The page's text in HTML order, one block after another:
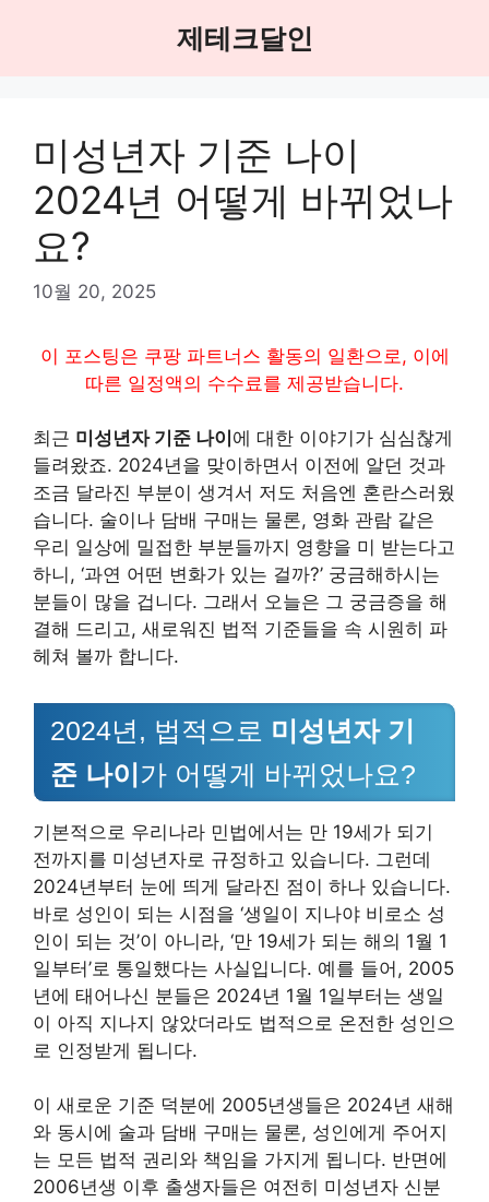
제테크달인
미성년자 기준 나이
2024년 어떻게 바뀌었나
요?
10월 20, 2025
이 포스팅은 쿠팡 파트너스 활동의 일환으로, 이에
따른 일정액의 수수료를 제공받습니다.
최근 미성년자 기준 나이 에 대한 이야기가 심심찮게
들려왔죠. 2024년을 맞이하면서 이전에 알던 것과
조금 달라진 부분이 생겨서 저도 처음엔 혼란스러웠
습니다. 술이나 담배 구매는 물론, 영화 관람 같은
우리 일상에 밀접한 부분들까지 영향을 미 받는다고
하니, ‘과연 어떤 변화가 있는 걸까?’ 궁금해하시는
분들이 많을 겁니다. 그래서 오늘은 그 궁금증을 해
결해 드리고, 새로워진 법적 기준들을 속 시원히 파
헤쳐 볼까 합니다.
2024년, 법적으로 미성년자 기
준 나이가 어떻게 바뀌었나요?
기본적으로 우리나라 민법에서는 만 19세가 되기
전까지를 미성년자로 규정하고 있습니다. 그런데
2024년부터 눈에 띄게 달라진 점이 하나 있습니다.
바로 성인이 되는 시점을 ‘생일이 지나야 비로소 성
인이 되는 것’이 아니라, ‘만 19세가 되는 해의 1월 1
일부터’로 통일했다는 사실입니다. 예를 들어, 2005
년에 태어나신 분들은 2024년 1월 1일부터는 생일
이 아직 지나지 않았더라도 법적으로 온전한 성인으
로 인정받게 됩니다.
이 새로운 기준 덕분에 2005년생들은 2024년 새해
와 동시에 술과 담배 구매는 물론, 성인에게 주어지
는 모든 법적 권리와 책임을 가지게 됩니다. 반면에
2006년생 이후 출생자들은 여전히 미성년자 신분